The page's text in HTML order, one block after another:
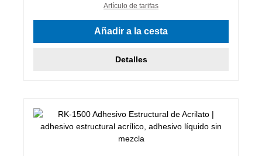
Artículo de tarifas
Añadir a la cesta
Detalles